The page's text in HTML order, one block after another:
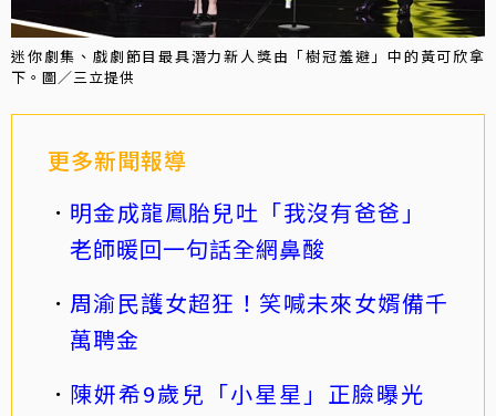
迷你劇集、戲劇節目最具潛力新人獎由「樹冠羞避」中的黃可欣拿
下。圖／三立提供
更多新聞報導
明金成龍鳳胎兒吐「我沒有爸爸」
老師暖回一句話全網鼻酸
周渝民護女超狂！笑喊未來女婿備千
萬聘金
陳妍希9歲兒「小星星」正臉曝光